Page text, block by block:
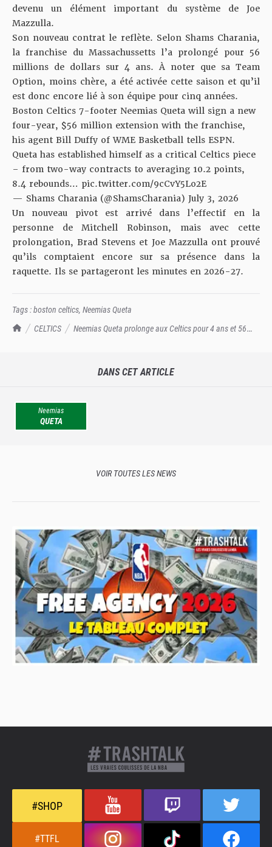
TrashTalk Actu NBA
CELTICS
Neemias Queta prolonge aux Celtics pour 4 ans et 56
devenu un élément important du système de Joe
Mazzulla.
Son nouveau contrat le reflète. Selon Shams Charania,
la franchise du Massachussetts l’a prolongé pour 56
millions de dollars sur 4 ans. À noter que sa Team
Option, moins chère, a été activée cette saison et qu’il
est donc encore lié à son équipe pour cinq années.
Boston Celtics 7-footer Neemias Queta will sign a new
four-year, $56 million extension with the franchise,
his agent Bill Duffy of WME Basketball tells ESPN.
Queta has established himself as a critical Celtics piece
– from two-way contracts to averaging 10.2 points,
8.4 rebounds… pic.twitter.com/9cCvY5Lo2E
— Shams Charania (@ShamsCharania) July 3, 2026
Un nouveau pivot est arrivé dans l’effectif en la
personne de Mitchell Robinson, mais avec cette
prolongation, Brad Stevens et Joe Mazzulla ont prouvé
qu’ils comptaient encore sur sa présence dans la
raquette. Ils se partageront les minutes en 2026-27.
Tags :boston celtics, Neemias Queta
DANS CET ARTICLE
Neemias
QUETA
VOIR TOUTES LES NEWS
#SHOP
#TTFL